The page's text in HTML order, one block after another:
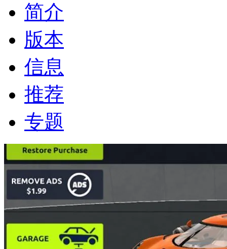
简介
版本
信息
推荐
专题